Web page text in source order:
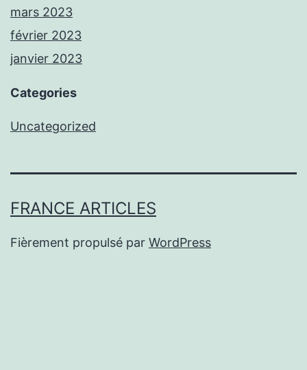
mars 2023
février 2023
janvier 2023
Categories
Uncategorized
FRANCE ARTICLES
Fièrement propulsé par WordPress